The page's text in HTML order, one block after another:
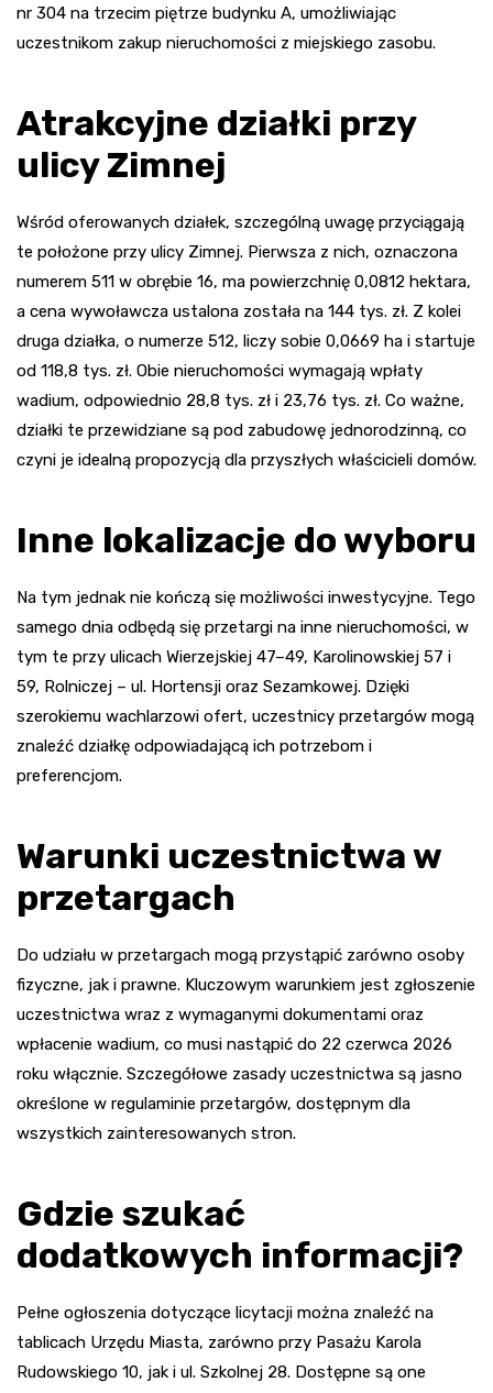
nr 304 na trzecim piętrze budynku A, umożliwiając
uczestnikom zakup nieruchomości z miejskiego zasobu.
Atrakcyjne działki przy
ulicy Zimnej
Wśród oferowanych działek, szczególną uwagę przyciągają
te położone przy ulicy Zimnej. Pierwsza z nich, oznaczona
numerem 511 w obrębie 16, ma powierzchnię 0,0812 hektara,
a cena wywoławcza ustalona została na 144 tys. zł. Z kolei
druga działka, o numerze 512, liczy sobie 0,0669 ha i startuje
od 118,8 tys. zł. Obie nieruchomości wymagają wpłaty
wadium, odpowiednio 28,8 tys. zł i 23,76 tys. zł. Co ważne,
działki te przewidziane są pod zabudowę jednorodzinną, co
czyni je idealną propozycją dla przyszłych właścicieli domów.
Inne lokalizacje do wyboru
Na tym jednak nie kończą się możliwości inwestycyjne. Tego
samego dnia odbędą się przetargi na inne nieruchomości, w
tym te przy ulicach Wierzejskiej 47–49, Karolinowskiej 57 i
59, Rolniczej – ul. Hortensji oraz Sezamkowej. Dzięki
szerokiemu wachlarzowi ofert, uczestnicy przetargów mogą
znaleźć działkę odpowiadającą ich potrzebom i
preferencjom.
Warunki uczestnictwa w
przetargach
Do udziału w przetargach mogą przystąpić zarówno osoby
fizyczne, jak i prawne. Kluczowym warunkiem jest zgłoszenie
uczestnictwa wraz z wymaganymi dokumentami oraz
wpłacenie wadium, co musi nastąpić do 22 czerwca 2026
roku włącznie. Szczegółowe zasady uczestnictwa są jasno
określone w regulaminie przetargów, dostępnym dla
wszystkich zainteresowanych stron.
Gdzie szukać
dodatkowych informacji?
Pełne ogłoszenia dotyczące licytacji można znaleźć na
tablicach Urzędu Miasta, zarówno przy Pasażu Karola
Rudowskiego 10, jak i ul. Szkolnej 28. Dostępne są one